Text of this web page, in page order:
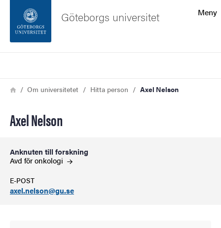
Sidfoten
Meny
Göteborgs universitet
Länkstig
HemOm universitetet Hitta person Axel Nelson
Axel Nelson
Anknuten till forskning
Avd föronkologi
E-POST
axel.nelson@gu.se